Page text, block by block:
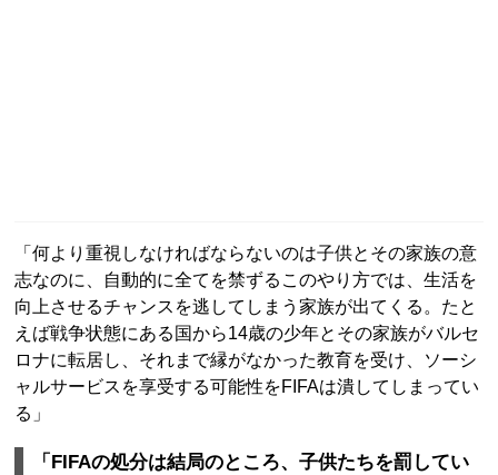
「何より重視しなければならないのは子供とその家族の意
志なのに、自動的に全てを禁ずるこのやり方では、生活を
向上させるチャンスを逃してしまう家族が出てくる。たと
えば戦争状態にある国から14歳の少年とその家族がバルセ
ロナに転居し、それまで縁がなかった教育を受け、ソーシ
ャルサービスを享受する可能性をFIFAは潰してしまってい
る」
「FIFAの処分は結局のところ、子供たちを罰してい